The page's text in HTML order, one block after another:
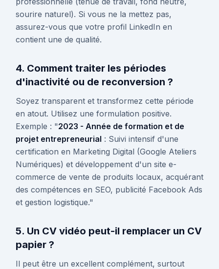
sourire naturel). Si vous ne la mettez pas,
assurez-vous que votre profil LinkedIn en
contient une de qualité.
4. Comment traiter les périodes
d'inactivité ou de reconversion ?
Soyez transparent et transformez cette période
en atout. Utilisez une formulation positive.
Exemple : "2023 - Année de formation et de
projet entrepreneurial : Suivi intensif d'une
certification en Marketing Digital (Google Ateliers
Numériques) et développement d'un site e-
commerce de vente de produits locaux, acquérant
des compétences en SEO, publicité Facebook Ads
et gestion logistique."
5. Un CV vidéo peut-il remplacer un CV
papier ?
Il peut être un excellent complément, surtout